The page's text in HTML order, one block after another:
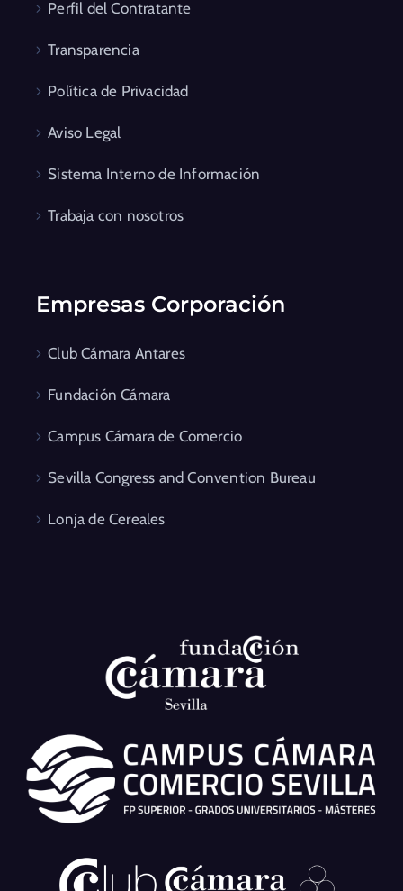
Perfil del Contratante
Transparencia
Política de Privacidad
Aviso Legal
Sistema Interno de Información
Trabaja con nosotros
Empresas Corporación
Club Cámara Antares
Fundación Cámara
Campus Cámara de Comercio
Sevilla Congress and Convention Bureau
Lonja de Cereales